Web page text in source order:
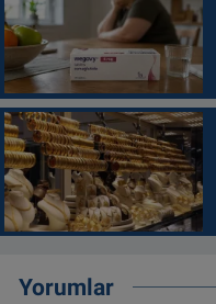
Yorumlar